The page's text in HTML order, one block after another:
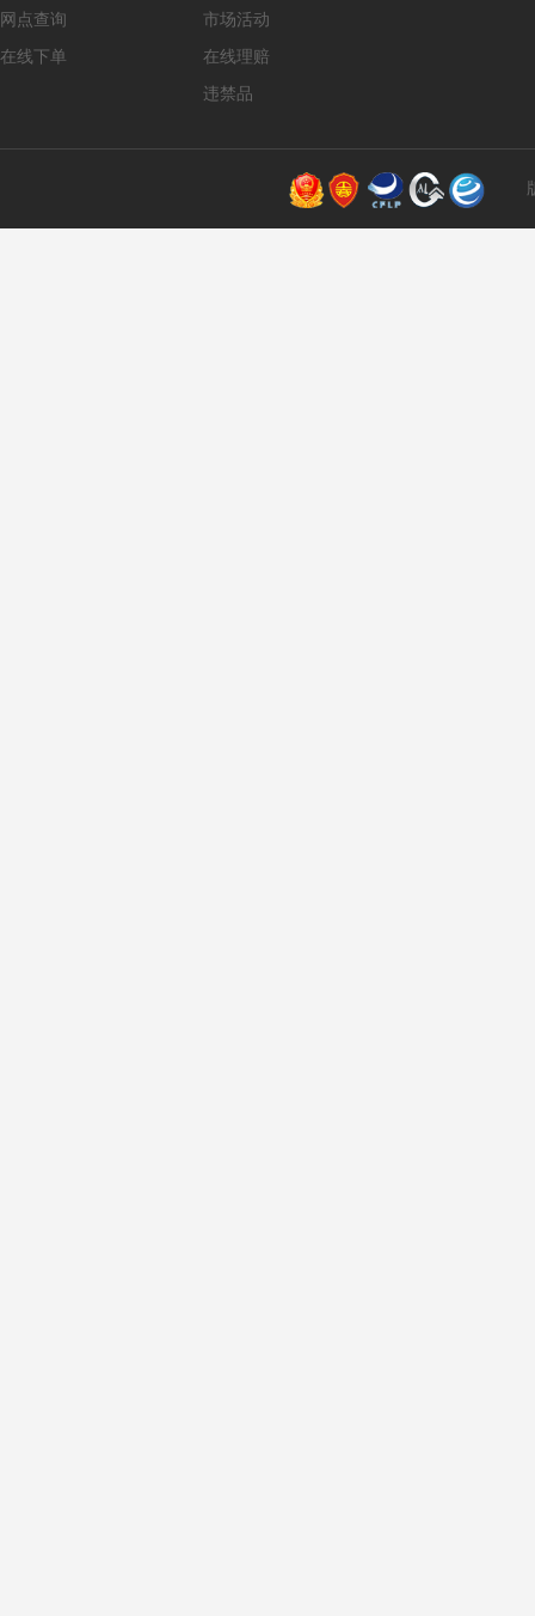
网点查询
在线下单
市场活动
在线理赔
违禁品